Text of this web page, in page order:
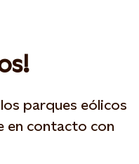
parques eólicos
en contacto con